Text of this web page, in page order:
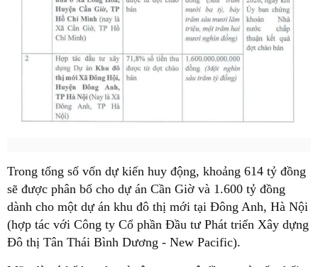
Trong tổng số vốn dự kiến huy động, khoảng 614 tỷ đồng
sẽ được phân bổ cho dự án Cần Giờ và 1.600 tỷ đồng
dành cho một dự án khu đô thị mới tại Đông Anh, Hà Nội
(hợp tác với Công ty Cổ phần Đầu tư Phát triển Xây dựng
Đô thị Tân Thái Bình Dương - New Pacific).